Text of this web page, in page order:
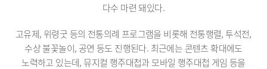
다수 마련 돼있다.
고유제, 위령굿 등의 전통의례 프로그램을 비롯해 전통행렬, 투석전,
수상 불꽃놀이, 공연 등도 진행된다. 최근에는 콘텐츠 확대에도
노력하고 있는데, 뮤지컬 행주대첩과 모바일 행주대첩 게임 등을